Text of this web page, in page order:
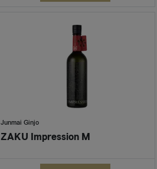
Junmai Ginjo
ZAKU Impression M